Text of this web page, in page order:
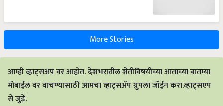
More Stories
आम्ही व्हाट्सअप वर आहोत. देशभरातील शेतीविषयीच्या आताच्या बातम्या
मोबाईल वर वाचण्यासाठी आमचा व्हाट्सअँप ग्रुपला जॉईन करा.व्हाट्सएप
से जुड़ें.